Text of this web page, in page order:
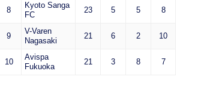
8
Kyoto Sanga
FC
23 5 5 8
9
V-Varen
Nagasaki
21 6 2 10
10
Avispa
Fukuoka
21 3 8 7